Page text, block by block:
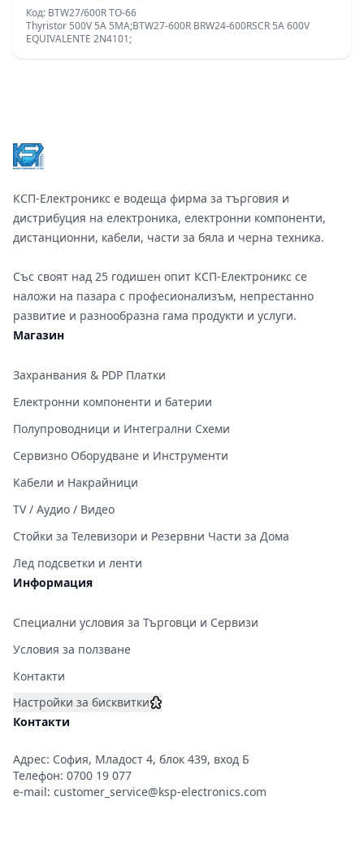
Код: BTW27/600R TO-66
Thyristor 500V 5A 5MA;BTW27-600R BRW24-600RSCR 5A 600V
EQUIVALENTE 2N4101;
КСП-Електроникс е водеща фирма за търговия и
дистрибуция на електроника, електронни компоненти,
дистанционни, кабели, части за бяла и черна техника.
Със своят над 25 годишен опит КСП-Електроникс се
наложи на пазара с професионализъм, непрестанно
развитие и разнообразна гама продукти и услуги.
Магазин
Захранвания & PDP Платки
Електронни компоненти и батерии
Полупроводници и Интегрални Схеми
Сервизно Оборудване и Инструменти
Кабели и Накрайници
TV / Аудио / Видео
Стойки за Телевизори и Резервни Части за Дома
Лед подсветки и ленти
Информация
Специални условия за Търговци и Сервизи
Условия за ползване
Контакти
Настройки за бисквитки
Контакти
Адрес: София, Младост 4, блок 439, вход Б
Телефон: 0700 19 077
e-mail: customer_service@ksp-electronics.com